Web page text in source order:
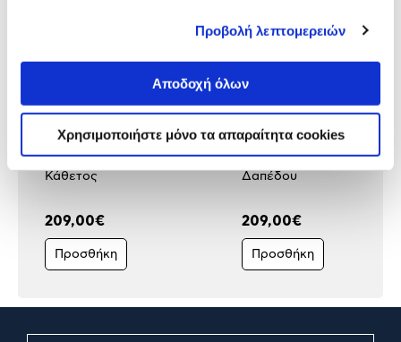
Προβολή λεπτομερειών
Αποδοχή όλων
Χρησιμοποιήστε μόνο τα απαραίτητα cookies
Κάθετος
209,00€
Προσθήκη
Δαπέδου
209,00€
Προσθήκη